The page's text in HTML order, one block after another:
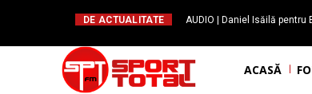
DE ACTUALITATE
AUDIO | Daniel Isăilă
ACASĂ